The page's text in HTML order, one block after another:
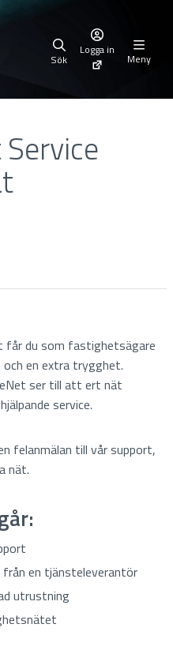
Sök
Logga in
Meny
får du som fastighetsägare
en extra trygghet.
ser till att ert nät
service.
felanmälan till vår support,
nät.
en tjänsteleverantör
utrustning